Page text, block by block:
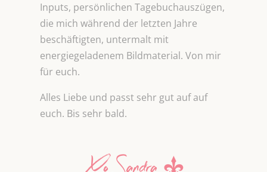
Inputs, persönlichen Tagebuchauszügen,
die mich während der letzten Jahre
beschäftigten, untermalt mit
energiegeladenem Bildmaterial. Von mir
für euch.
Alles Liebe und passt sehr gut auf auf
euch. Bis sehr bald.